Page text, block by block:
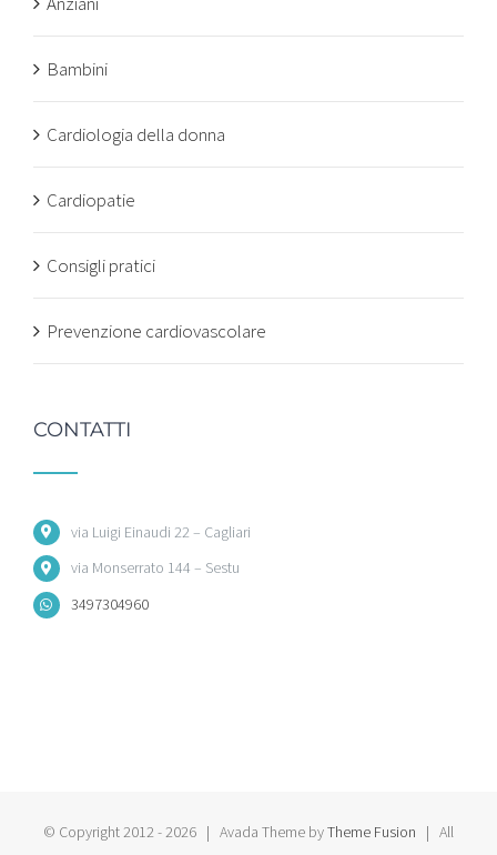
Bambini
Cardiologia della donna
Cardiopatie
Consigli pratici
Prevenzione cardiovascolare
CONTATTI
via Luigi Einaudi 22 – Cagliari
via Monserrato 144 – Sestu
3497304960
© Copyright 2012 -2026 | Avada Theme byTheme Fusion | All